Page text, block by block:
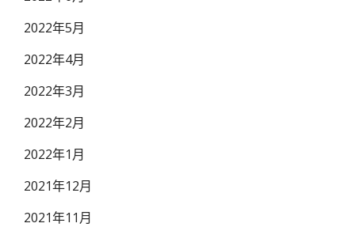
2022年5月
2022年4月
2022年3月
2022年2月
2022年1月
2021年12月
2021年11月